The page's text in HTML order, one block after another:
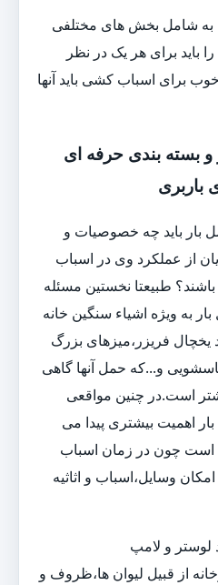
به شامل بخش های مختلفی
باید برای هر یک در نظر
برای اسباب کشی باید آنها
و بسته بندی حرفه ای
بار باید چه خصوصیات و
از عملکرد وی در اسباب
طبیعتا نخستین مسئله
به ویژه اشیاء سنگین خانه
فریزر،میزهای بزرگ
و...که حمل آنها گاهی
است.در چنین مواقعی
اهمیت بیشتری پیدا می
است چون در زمان اسباب
وسایل،اسباب و اثاثیه
لوستر و لامپ
از قبیل لیوان ها،ظروف و